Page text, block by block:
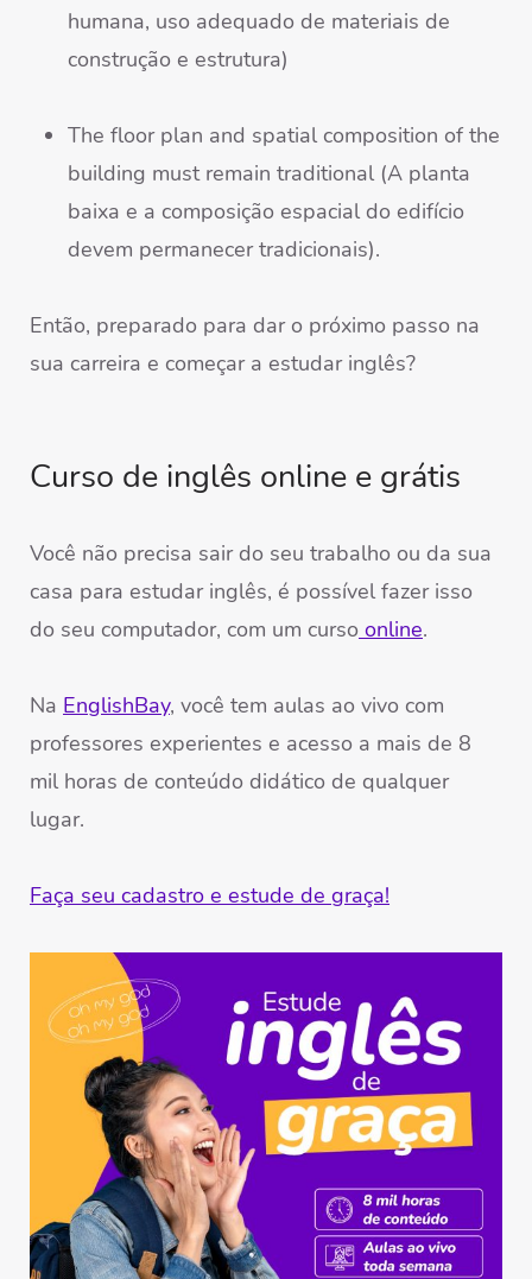
humana, uso adequado de materiais de
construção e estrutura)
The floor plan and spatial composition of the
building must remain traditional (A planta
baixa e a composição espacial do edifício
devem permanecer tradicionais).
Então, preparado para dar o próximo passo na
sua carreira e começar a estudar inglês?
Curso de inglês online e grátis
Você não precisa sair do seu trabalho ou da sua
casa para estudar inglês, é possível fazer isso
do seu computador, com um curso online.
Na EnglishBay, você tem aulas ao vivo com
professores experientes e acesso a mais de 8
mil horas de conteúdo didático de qualquer
lugar.
Faça seu cadastro e estude de graça!